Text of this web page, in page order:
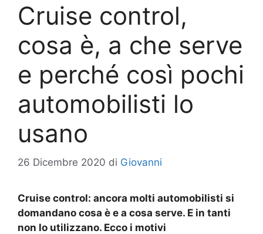
Cruise control,
cosa è, a che serve
e perché così pochi
automobilisti lo
usano
26 Dicembre 2020 di Giovanni
Cruise control: ancora molti automobilisti si
domandano cosa è e a cosa serve. E in tanti
non lo utilizzano. Ecco i motivi